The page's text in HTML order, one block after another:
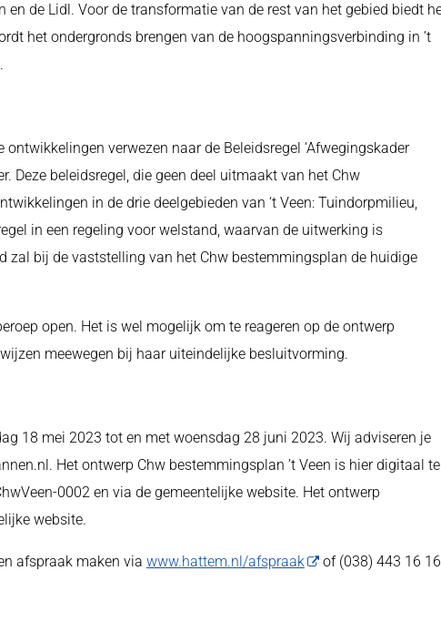
en de Lidl. Voor de transformatie van de rest van het gebied biedt
het ondergronds brengen van de hoogspanningsverbinding in ’t
verwezen naar de Beleidsregel ‘Afwegingskader
Deze beleidsregel, die geen deel uitmaakt van het Chw
in de drie deelgebieden van ‘t Veen: Tuindorpmilieu,
in een regeling voor welstand, waarvan de uitwerking is
zal bij de vaststelling van het Chw bestemmingsplan de huidige
open. Het is wel mogelijk om te reageren op de ontwerp
meewegen bij haar uiteindelijke besluitvorming.
18 mei 2023 tot en met woensdag 28 juni 2023. Wij adviseren je
Het ontwerp Chw bestemmingsplan ’t Veen is hier digitaal te
0002 en via de gemeentelijke website. Het ontwerp
website.
afspraak maken via www.hattem.nl/afspraak of (038) 443 16